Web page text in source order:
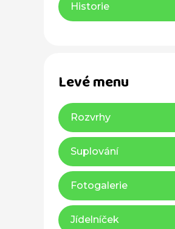
Historie
Levé menu
Rozvrhy
Suplování
Fotogalerie
Jídelníček